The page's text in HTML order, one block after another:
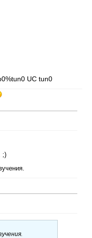
UC tun0
;)